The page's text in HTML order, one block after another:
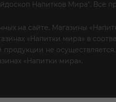
Напитков Мира". Все
на сайте. Магазины
«Напитки мира» в
не
«Напитки мира».